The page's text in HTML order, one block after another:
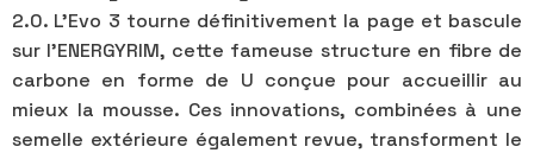
2.0. L'Evo 3 tourne définitivement la page et bascule
sur l'ENERGYRIM, cette fameuse structure en fibre de
carbone en forme de U conçue pour accueillir au
mieux la mousse. Ces innovations, combinées à une
semelle extérieure également revue, transforment le